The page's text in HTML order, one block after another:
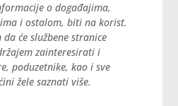
o događajima,
i ostalom, biti na korist.
će službene stranice
zainteresirati i
poduzetnike, kao i sve
žele saznati više.